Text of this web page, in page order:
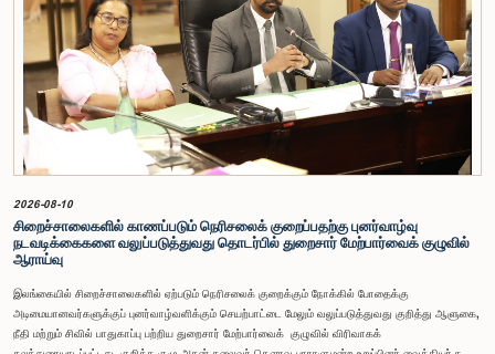
2026-08-10
சிறைச்சாலைகளில் காணப்படும் நெரிசலைக் குறைப்பதற்கு புனர்வாழ்வு
நடவடிக்கைகளை வலுப்படுத்துவது தொடர்பில் துறைசார் மேற்பார்வைக் குழுவில்
ஆராய்வு
இலங்கையில் சிறைச்சாலைகளில் ஏற்படும் நெரிசலைக் குறைக்கும் நோக்கில் போதைக்கு
அடிமையானவர்களுக்குப் புனர்வாழ்வளிக்கும் செயற்பாட்டை மேலும் வலுப்படுத்துவது குறித்து ஆளுகை,
நீதி மற்றும் சிவில் பாதுகாப்பு பற்றிய துறைசார் மேற்பார்வைக் குழுவில் விரிவாகக்